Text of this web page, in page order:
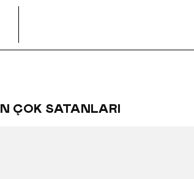
ÇOK SATANLARI